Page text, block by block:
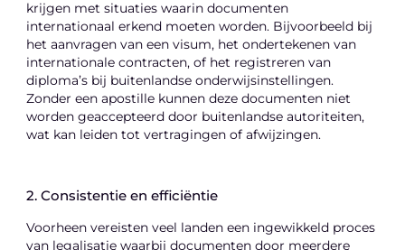
krijgen met situaties waarin documenten
internationaal erkend moeten worden. Bijvoorbeeld bij
het aanvragen van een visum, het ondertekenen van
internationale contracten, of het registreren van
diploma’s bij buitenlandse onderwijsinstellingen.
Zonder een apostille kunnen deze documenten niet
worden geaccepteerd door buitenlandse autoriteiten,
wat kan leiden tot vertragingen of afwijzingen.
2. Consistentie en efficiëntie
Voorheen vereisten veel landen een ingewikkeld proces
van legalisatie waarbij documenten door meerdere